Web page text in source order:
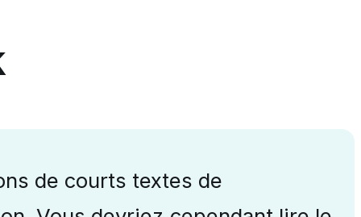
de courts textes de